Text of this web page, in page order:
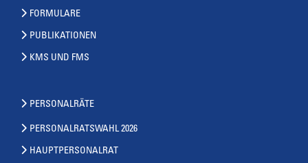
FORMULARE
PUBLIKATIONEN
KMS UND FMS
PERSONALRÄTE
PERSONALRATSWAHL 2026
HAUPTPERSONALRAT